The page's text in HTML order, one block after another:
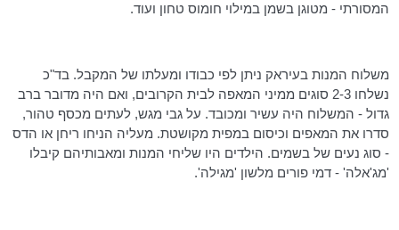
המסורתי - מטוגן בשמן במילוי חומוס טחון ועוד.
משלוח המנות בעיראק ניתן לפי כבודו ומעלתו של המקבל. בד"כ
נשלחו 2-3 סוגים ממיני המאפה לבית הקרובים, ואם היה מדובר ברב
גדול - המשלוח היה עשיר ומכובד. על גבי מגש, לעתים מכסף טהור,
סדרו את המאפים וכיסום במפית מקושטת. מעליה הניחו ריחן או הדס
- סוג נעים של בשמים. הילדים היו שליחי המנות ומאבותיהם קיבלו
'מג'אלה' - דמי פורים מלשון 'מגילה'.